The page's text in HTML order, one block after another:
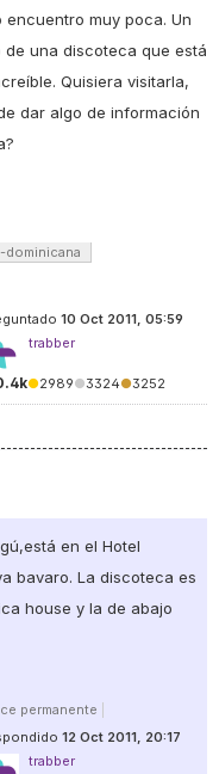
muy poca. Un
una discoteca que está
Quisiera visitarla,
dar algo de información
dominicana
10 Oct 2011, 05:59
trabber
●2989●3324●3252
en el Hotel
bavaro. La discoteca es
house y la de abajo
permanente
12 Oct 2011, 20:17
trabber